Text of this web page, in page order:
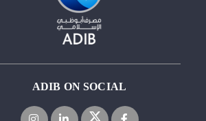
ADIB ON SOCIAL